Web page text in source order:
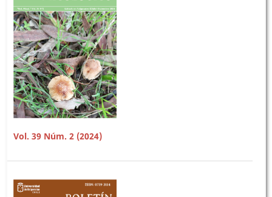
Vol. 39 Núm. 2 (2024)